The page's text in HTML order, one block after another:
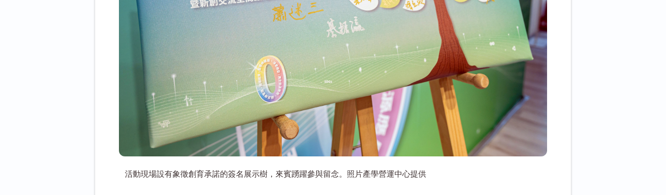
活動現場設有象徵創育承諾的簽名展示樹，來賓踴躍參與留念。照片產學營運中心提供